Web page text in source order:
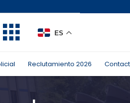
ES
Reclutamiento 2026